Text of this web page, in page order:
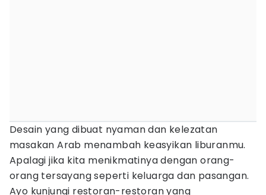
Desain yang dibuat nyaman dan kelezatan
masakan Arab menambah keasyikan liburanmu.
Apalagi jika kita menikmatinya dengan orang-
orang tersayang seperti keluarga dan pasangan.
Ayo kunjungi restoran-restoran yang